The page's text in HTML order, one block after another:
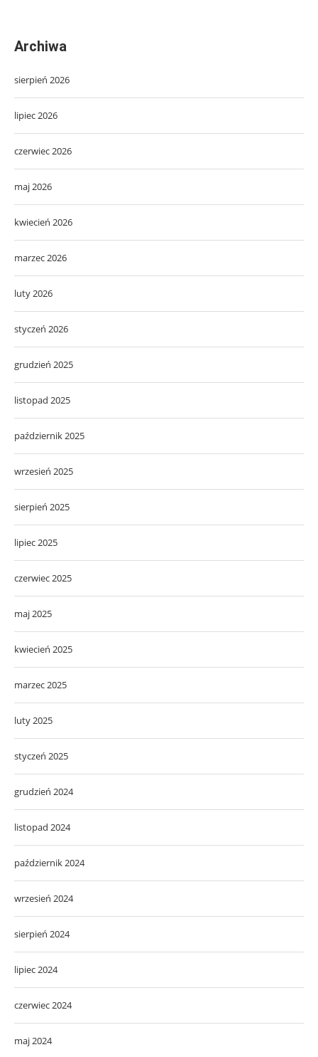
Archiwa
sierpień 2026
lipiec 2026
czerwiec 2026
maj 2026
kwiecień 2026
marzec 2026
luty 2026
styczeń 2026
grudzień 2025
listopad 2025
październik 2025
wrzesień 2025
sierpień 2025
lipiec 2025
czerwiec 2025
maj 2025
kwiecień 2025
marzec 2025
luty 2025
styczeń 2025
grudzień 2024
listopad 2024
październik 2024
wrzesień 2024
sierpień 2024
lipiec 2024
czerwiec 2024
maj 2024